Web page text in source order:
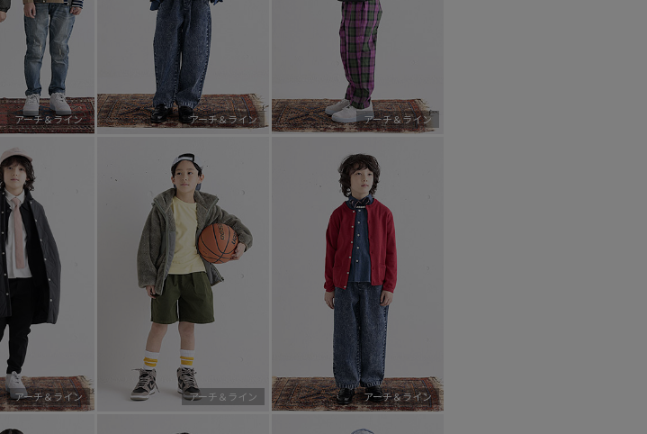
アーチ＆ライン アーチ＆ライン アーチ＆ライン
アーチ＆ライン アーチ＆ライン アーチ＆ライン